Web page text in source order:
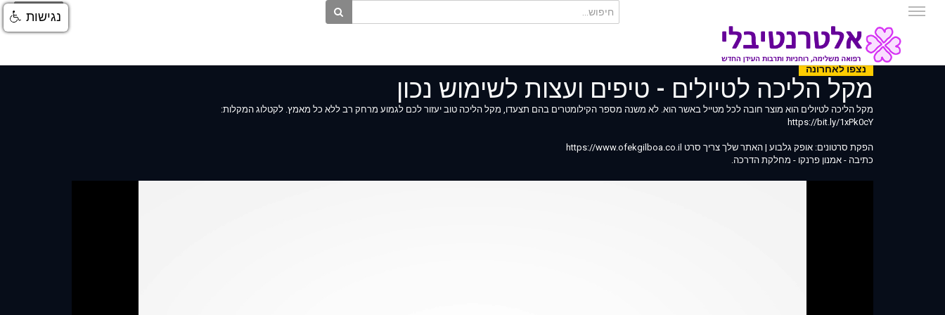
התחברות
נצפו לאחרונה
מקל הליכה לטיולים - טיפים ועצות לשימוש נכון
מקל הליכה לטיולים הוא מוצר חובה לכל מטייל באשר הוא. לא משנה מספר הקילומטרים בהם תצעדו, מקל הליכה טוב יעזור לכם לגמוע מרחק רב ללא כל מאמץ. לקטלוג המקלות:
https://bit.ly/1xPk0cY
הפקת סרטונים: אופק גלבוע | האתר שלך צריך סרט https://www.ofekgilboa.co.il
כתיבה - אמנון פרנקו - מחלקת הדרכה.
נגישות